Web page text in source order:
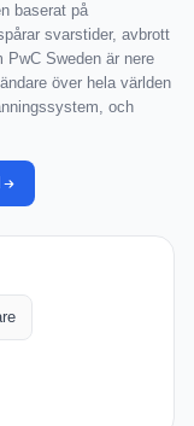
baserat på
svarstider, avbrott
Sweden är nere
över hela världen
och